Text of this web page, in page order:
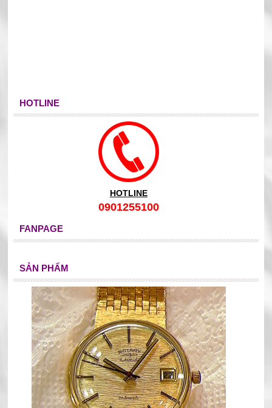
HOTLINE
HOTLINE
0901255100
FANPAGE
SẢN PHẨM